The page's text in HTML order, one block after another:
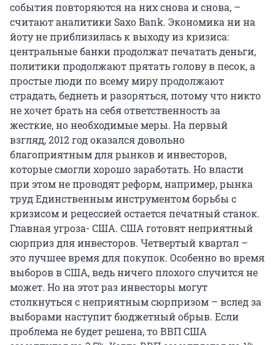
события повторяются на них снова и снова, –
считают аналитики Saxo Bank. Экономика ни на
йоту не приблизилась к выходу из кризиса:
центральные банки продолжат печатать деньги,
политики продолжают прятать голову в песок, а
простые люди по всему миру продолжают
страдать, беднеть и разоряться, потому что никто
не хочет брать на себя ответственность за
жесткие, но необходимые меры. На первый
взгляд, 2012 год оказался довольно
благоприятным для рынков и инвесторов,
которые смогли хорошо заработать. Но власти
при этом не проводят реформ, например, рынка
труд Единственным инструментом борьбы с
кризисом и рецессией остается печатный станок.
Главная угроза- США. США готовят неприятный
сюрприз для инвесторов. Четвертый квартал –
это лучшее время для покупок. Особенно во время
выборов в США, ведь ничего плохого случится не
может. Но на этот раз инвесторы могут
столкнуться с неприятным сюрпризом – вслед за
выборами наступит бюджетный обрыв. Если
проблема не будет решена, то ВВП США